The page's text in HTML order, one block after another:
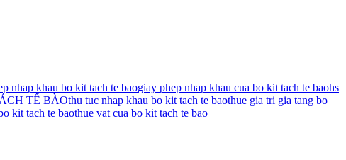
nhap khau bo kit tach te baogiay phep nhap khau cua bo kit tach te baohs
TẾ BÀOthu tuc nhap khau bo kit tach te baothue gia tri gia tang bo
kit tach te baothue vat cua bo kit tach te bao